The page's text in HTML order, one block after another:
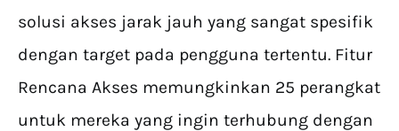
solusi akses jarak jauh yang sangat spesifik
dengan target pada pengguna tertentu. Fitur
Rencana Akses memungkinkan 25 perangkat
untuk mereka yang ingin terhubung dengan